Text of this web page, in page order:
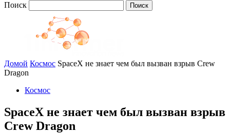
Поиск
Домой Космос SpaceX не знает чем был вызван взрыв Crew
Dragon
Космос
SpaceX не знает чем был вызван взрыв
Crew Dragon